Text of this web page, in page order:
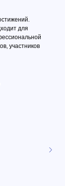
для
участников